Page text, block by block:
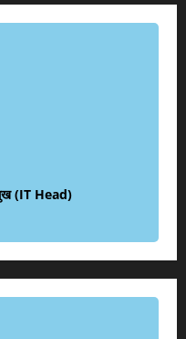
(IT Head)